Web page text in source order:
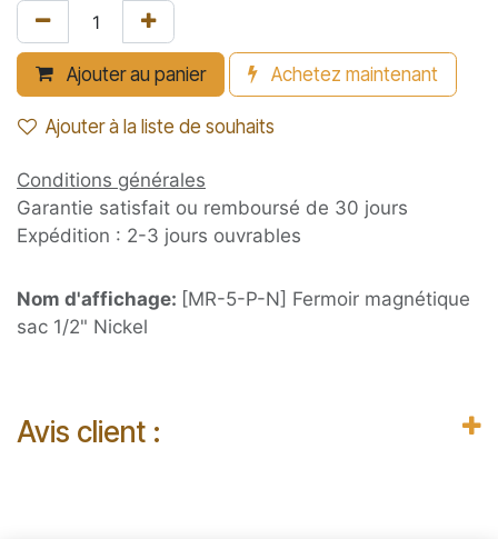
Ajouter au panier Achetez maintenant
Ajouter à la liste de souhaits
Conditions générales
Garantie satisfait ou remboursé de 30 jours
Expédition : 2-3 jours ouvrables
Nom d'affichage: [MR-5-P-N] Fermoir magnétique
sac 1/2" Nickel
Avis client :